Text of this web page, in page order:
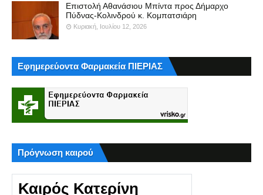
Επιστολή Αθανάσιου Μπίντα προς Δήμαρχο
Πύδνας-Κολινδρού κ. Κομπατσιάρη
Κυριακή, Ιουλίου 12, 2026
Εφημερεύοντα Φαρμακεία ΠΙΕΡΙΑΣ
Πρόγνωση καιρού
Καιρός Κατερίνη